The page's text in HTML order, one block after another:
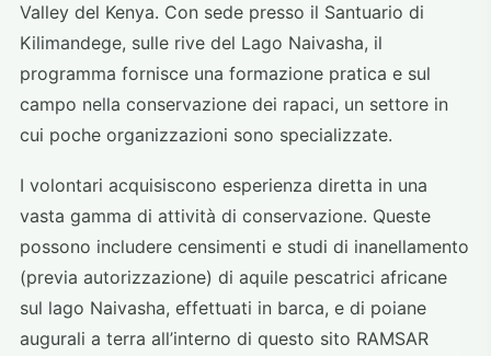
Valley del Kenya. Con sede presso il Santuario di
Kilimandege, sulle rive del Lago Naivasha, il
programma fornisce una formazione pratica e sul
campo nella conservazione dei rapaci, un settore in
cui poche organizzazioni sono specializzate.
I volontari acquisiscono esperienza diretta in una
vasta gamma di attività di conservazione. Queste
possono includere censimenti e studi di inanellamento
(previa autorizzazione) di aquile pescatrici africane
sul lago Naivasha, effettuati in barca, e di poiane
augurali a terra all’interno di questo sito RAMSAR